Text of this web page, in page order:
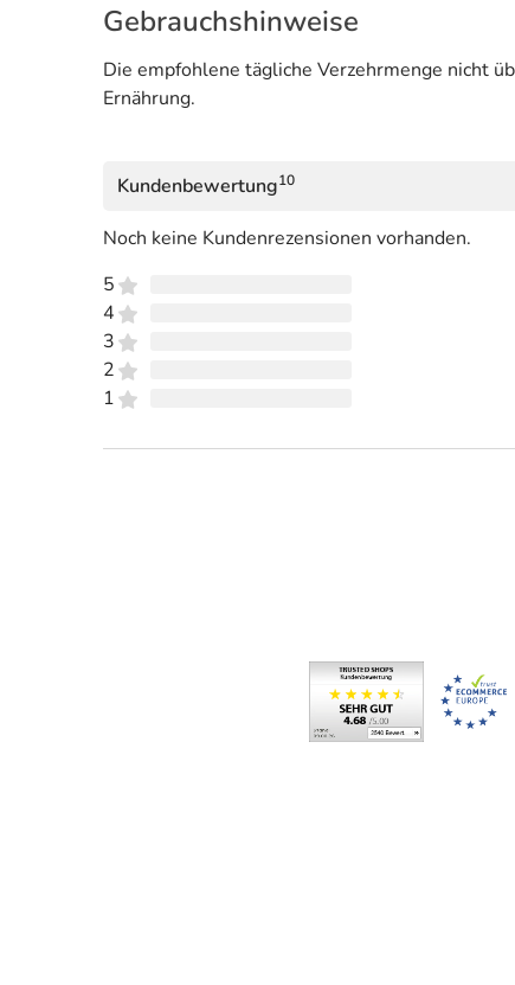
Gebrauchshinweise
Die empfohlene tägliche Verzehrmenge nicht
Ernährung.
Kundenbewertung10
Noch keine Kundenrezensionen vorhanden.
5
4
3
2
1